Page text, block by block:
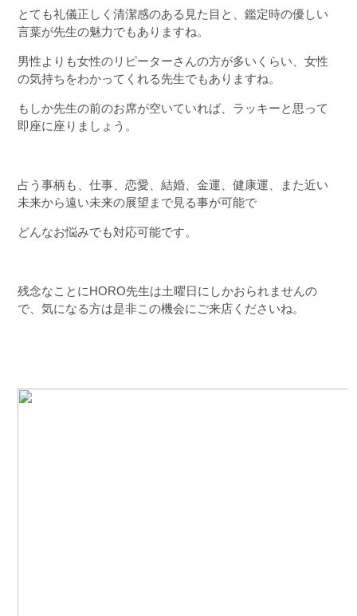
とても礼儀正しく清潔感のある見た目と、鑑定時の優しい
言葉が先生の魅力でもありますね。
男性よりも女性のリピーターさんの方が多いくらい、女性
の気持ちをわかってくれる先生でもありますね。
もしか先生の前のお席が空いていれば、ラッキーと思って
即座に座りましょう。
占う事柄も、仕事、恋愛、結婚、金運、健康運、また近い
未来から遠い未来の展望まで見る事が可能で
どんなお悩みでも対応可能です。
残念なことにHORO先生は土曜日にしかおられませんの
で、気になる方は是非この機会にご来店くださいね。